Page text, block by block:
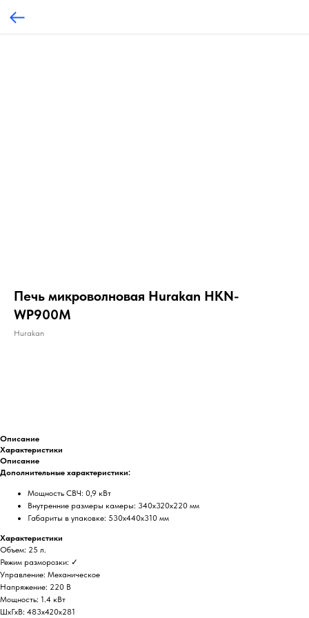
Печь микроволновая Hurakan HKN-
WP900M
Hurakan
Описание
Характеристики
Описание
Дополнительные характеристики:
Мощность СВЧ: 0,9 кВт
Внутренние размеры камеры: 340х320х220 мм
Габариты в упаковке: 530х440х310 мм
Характеристики
Объем: 25 л.
Режим разморозки: ✓
Управление: Механическое
Напряжение: 220 В
Мощность: 1.4 кВт
ШхГхВ: 483х420х281